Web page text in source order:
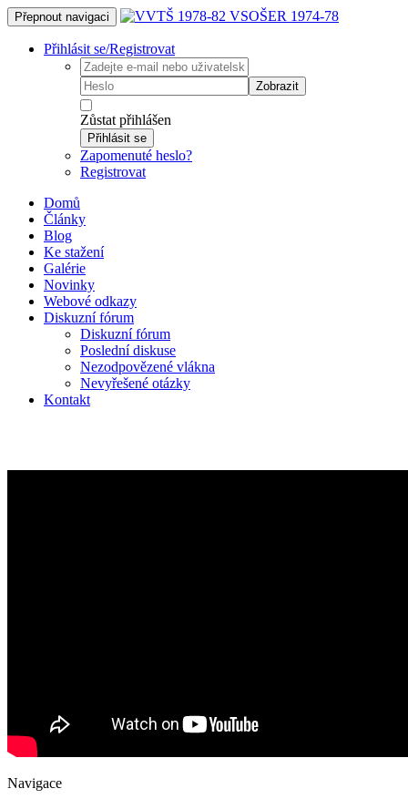
Přepnout navigaci
Přihlásit se/Registrovat
Zobrazit
Zůstat přihlášen
Přihlásit se
Zapomenuté heslo?
Registrovat
Domů
Články
Blog
Ke stažení
Galérie
Novinky
Webové odkazy
Diskuzní fórum
Diskuzní fórum
Poslední diskuse
Nezodpovězené vlákna
Nevyřešené otázky
Kontakt
Navigace